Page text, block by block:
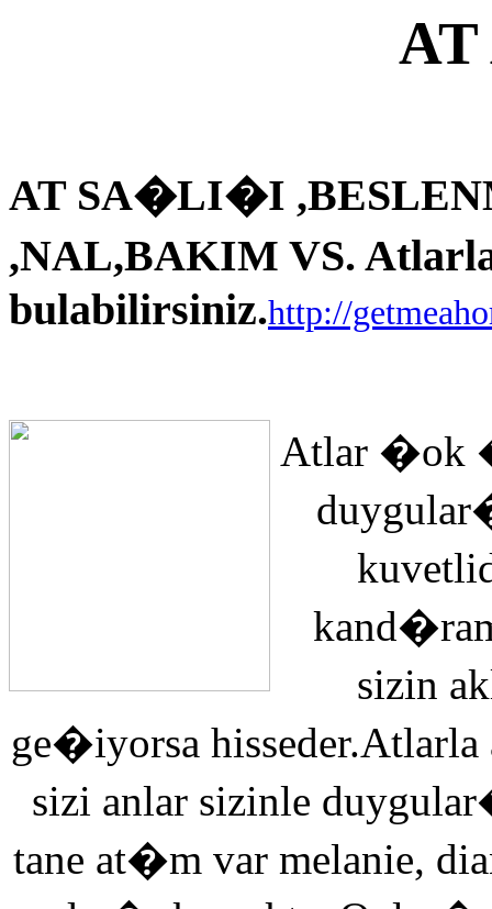
AT SA�LI�I
,NAL,BAKIM VS.
bulabilirsiniz.http://
Atlar �ok
sizin
ge�iyorsa
sizi anlar sizinle
tane at�m var melanie,